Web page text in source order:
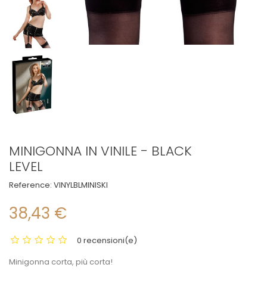
MINIGONNA IN VINILE - BLACK
LEVEL
Reference: VINYLBLMINISKI
38,43 €
0 recensioni(e)
Minigonna corta, più corta!